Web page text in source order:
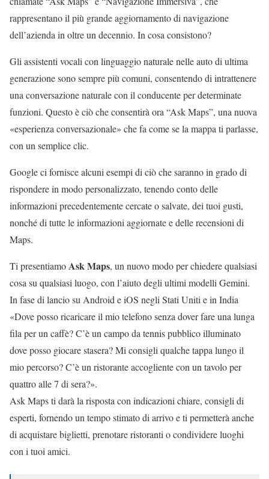
rappresentano il più grande aggiornamento di navigazione
dell’azienda in oltre un decennio. In cosa consistono?
Gli assistenti vocali con linguaggio naturale nelle auto di ultima
generazione sono sempre più comuni, consentendo di intrattenere
una conversazione naturale con il conducente per determinate
funzioni. Questo è ciò che consentirà ora “Ask Maps”, una nuova
«esperienza conversazionale» che fa come se la mappa ti parlasse,
con un semplice clic.
Google ci fornisce alcuni esempi di ciò che saranno in grado di
rispondere in modo personalizzato, tenendo conto delle
informazioni precedentemente cercate o salvate, dei tuoi gusti,
nonché di tutte le informazioni aggiornate e delle recensioni di
Maps.
Ti presentiamoAsk Maps, un nuovo modo per chiedere qualsiasi
cosa su qualsiasi luogo, con l’aiuto degli ultimi modelli Gemini.
In fase di lancio su Android e iOS negli Stati Uniti e in India
«Dove posso ricaricare il mio telefono senza dover fare una lunga
fila per un caffè? C’è un campo da tennis pubblico illuminato
dove posso giocare stasera? Mi consigli qualche tappa lungo il
mio percorso? C’è un ristorante accogliente con un tavolo per
quattro alle 7 di sera?».
Ask Maps ti darà la risposta con indicazioni chiare, consigli di
esperti, fornendo un tempo stimato di arrivo e ti permetterà anche
di acquistare biglietti, prenotare ristoranti o condividere luoghi
con i tuoi amici.